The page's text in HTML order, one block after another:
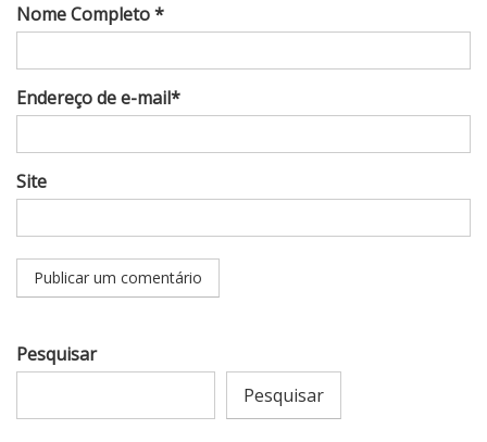
Nome Completo *
Endereço de e-mail*
Site
Pesquisar
Pesquisar